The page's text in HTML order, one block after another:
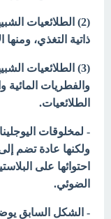
(2) الطلائعيات
ذاتية التغذي، ومنها
(3) الطلائعيات
والفطريات المائية
الطلائعيات.
- لمخلوقات
ولكنها عادة تضم
احتوائها على
الضوئي.
- الشكل السابق